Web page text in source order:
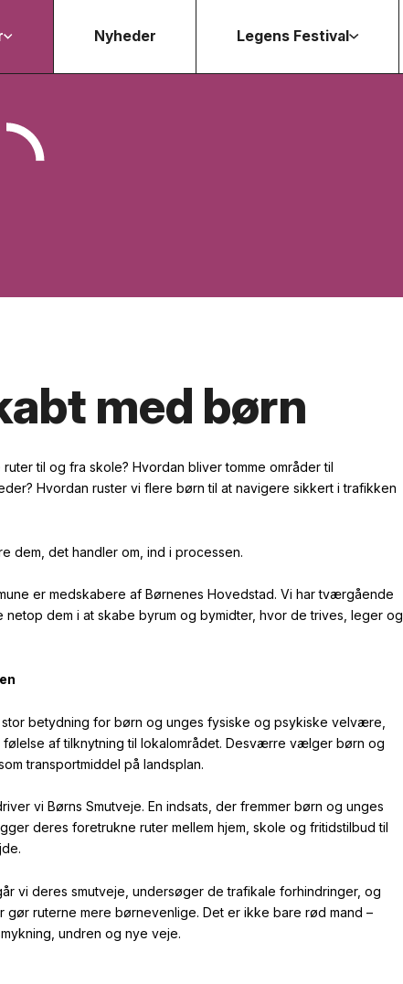
Nyheder Legens Festival
med børn
til og fra skole? Hvordan bliver tomme områder til
Hvordan ruster vi flere børn til at navigere sikkert i trafikken
dem, det handler om, ind i processen.
er medskabere af Børnenes Hovedstad. Vi har tværgående
netop dem i at skabe byrum og bymidter, hvor de trives, leger og
betydning for børn og unges fysiske og psykiske velvære,
af tilknytning til lokalområdet. Desværre vælger børn og
transportmiddel på landsplan.
vi Børns Smutveje. En indsats, der fremmer børn og unges
deres foretrukne ruter mellem hjem, skole og fritidstilbud til
vi deres smutveje, undersøger de trafikale forhindringer, og
ruterne mere børnevenlige. Det er ikke bare rød mand –
undren og nye veje.